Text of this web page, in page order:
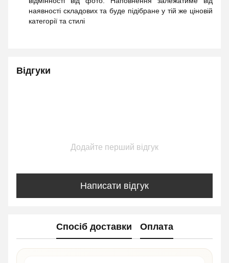
наявності складових та буде підібране у тій же ціновій
категорії та стилі
Відгуки
Додайте перший відгук
Написати відгук
Спосіб доставки Оплата